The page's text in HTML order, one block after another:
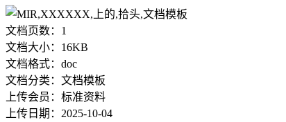
文档页数： 1
文档大小： 16KB
文档格式： doc
文档分类： 文档模板
上传会员： 标准资料
上传日期： 2025-10-04